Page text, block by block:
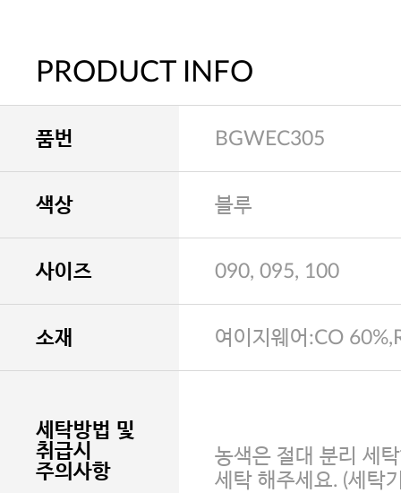
PRODUCT INFO
품번 BGWEC305
색상 블루
사이즈 090, 095, 100
소재 여이지웨어:CO
세탁방법 및
취급시
주의사항
농색은 절대 분리 세
세탁 해주세요. (세탁